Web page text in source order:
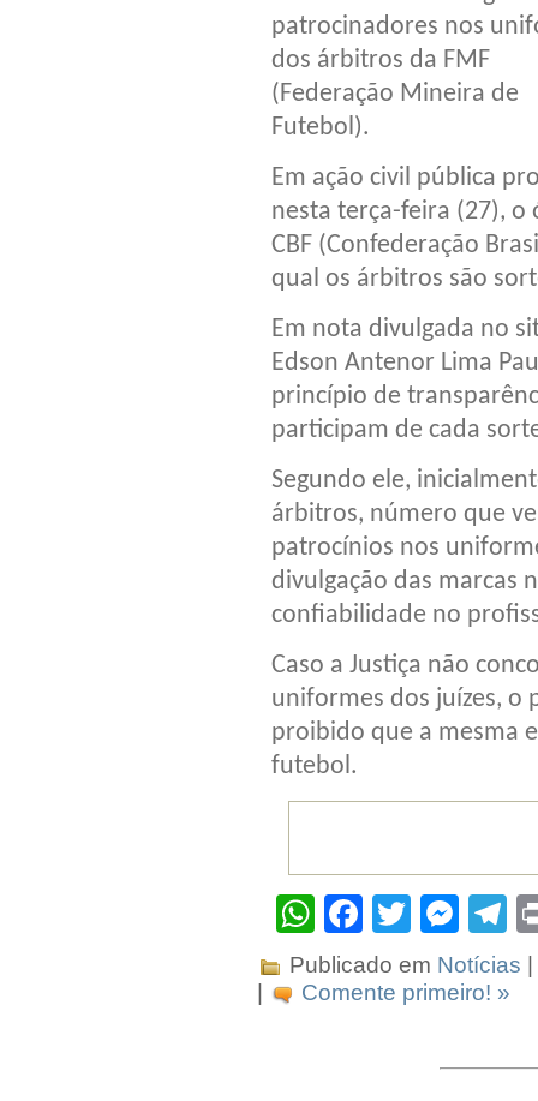
patrocinadores nos
dos árbitros da FMF
(Federação Mineira de
Futebol).
Em ação civil pública
nesta terça-feira (27), o
CBF (Confederação
qual os árbitros são
Em nota divulgada no
Edson Antenor Lima
princípio de
participam de cada
Segundo ele,
árbitros, número que
patrocínios nos
divulgação das marcas
confiabilidade no
Caso a Justiça não
uniformes dos juízes, o
proibido que a mesma
futebol.
WhatsApp
Facebook
Twitter
Publicado em Notícias
Comente primeiro! »